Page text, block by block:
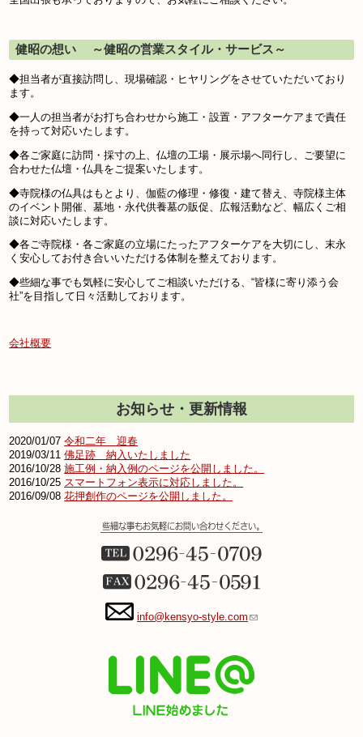
info@kensyo-style.com
健昭の想い ～健昭の営業スタイル・サービス～
◆担当者が直接訪問し、現場確認・ヒヤリングをさせていただいており
ます。
◆一人の担当者がお打ち合わせから施工・設置・アフターケアまで責任
を持って対応いたします。
◆各ご家庭に訪問・採寸の上、仏壇の工場・展示場へ同行し、ご要望に
合わせた仏壇・仏具をご提案いたします。
◆寺院様の仏具はもとより、伽藍の修理・修復・建て替え、寺院様主体
のイベント開催、墓地・永代供養墓の販促、広報活動など、幅広くご相
談に対応いたします。
◆各ご寺院様・各ご家庭の立場にたったアフターケアを大切にし、末永
く安心してお付き合いいただける体制を整えております。
◆些細な事でも気軽に安心してご相談いただける、“皆様に寄り添う会
社”を目指して日々活動しております。
会社概要
お知らせ・更新情報
2020/01/07 令和二年 迎春
2019/03/11 佛足跡 納入いたしました
2016/10/28 施工例・納入例のページを公開しました。
2016/10/25 スマートフォン表示に対応しました。
2016/09/08 花押創作のページを公開しました。